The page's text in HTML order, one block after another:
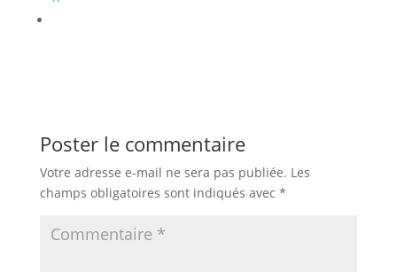
Poster le commentaire
Votre adresse e-mail ne sera pas publiée. Les
champs obligatoires sont indiqués avec *